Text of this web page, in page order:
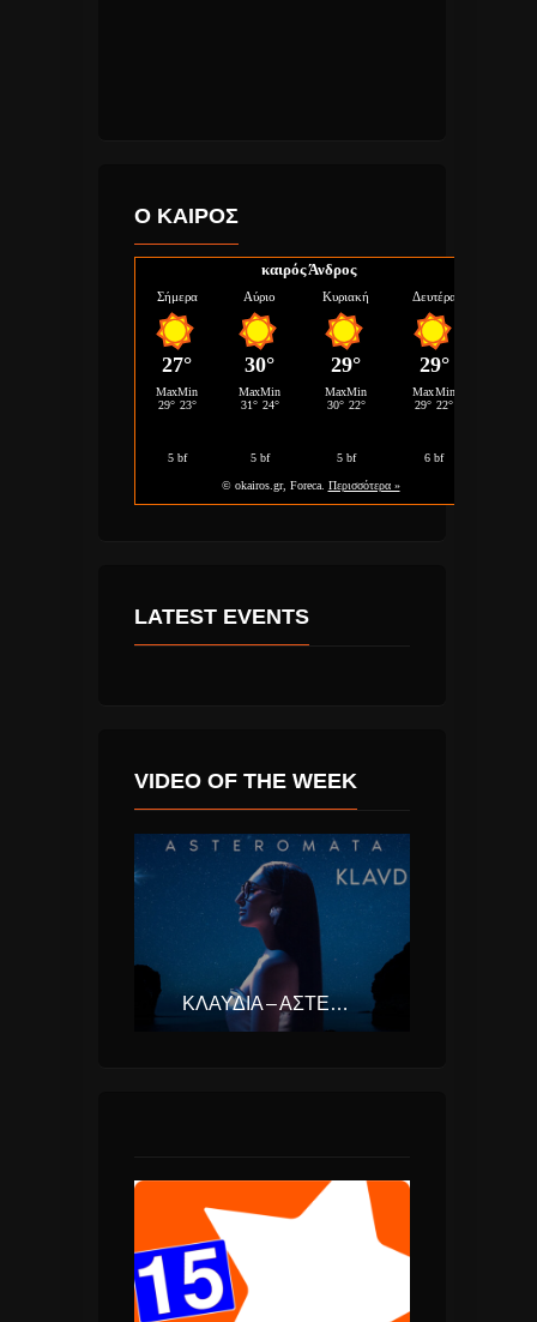
Ο ΚΑΙΡΟΣ
καιρός Άνδρος
LATEST EVENTS
VIDEO OF THE WEEK
ΚΛΑΥΔΊΑ – ΑΣΤΕΡΟΜΆΤΑ (EUROVISION ΕΛΛΆΔΑ 2025)